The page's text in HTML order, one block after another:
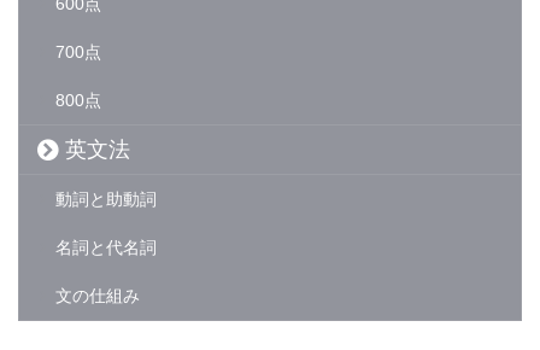
700点
800点
英文法
動詞と助動詞
名詞と代名詞
文の仕組み